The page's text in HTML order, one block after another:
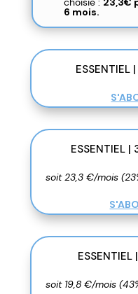
6 mois.
ESSENTIEL
ESSENTIEL
soit 23,3 €/mois
soit 19,8 €/mois